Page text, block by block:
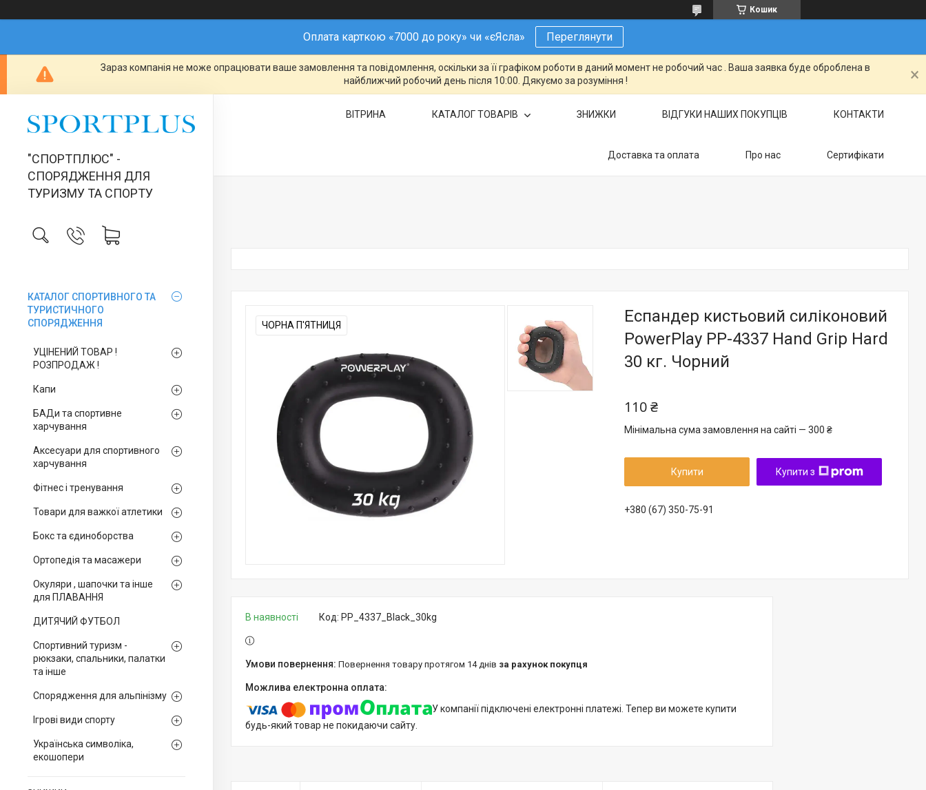
Кошик
Оплата карткою «7000 до року» чи «єЯсла» Переглянути
Зараз компанія не може опрацювати ваше замовлення та повідомлення, оскільки за її графіком роботи в даний момент не робочий час . Ваша заявка буде оброблена в
найближчий робочий день після 10:00. Дякуємо за розуміння !
"СПОРТПЛЮС" -
СПОРЯДЖЕННЯ ДЛЯ
ТУРИЗМУ ТА СПОРТУ
КАТАЛОГ СПОРТИВНОГО ТА
ТУРИСТИЧНОГО
СПОРЯДЖЕННЯ
УЦІНЕНИЙ ТОВАР !
РОЗПРОДАЖ !
Капи
БАДи та спортивне
харчування
Аксесуари для спортивного
харчування
Фітнес і тренування
Товари для важкої атлетики
Бокс та єдиноборства
Ортопедія та масажери
Окуляри , шапочки та інше
для ПЛАВАННЯ
ДИТЯЧИЙ ФУТБОЛ
Спортивний туризм -
рюкзаки, спальники, палатки
та інше
Спорядження для альпінізму
Ігрові види спорту
Українська символіка,
екошопери
ВІТРИНА КАТАЛОГ ТОВАРІВ ЗНИЖКИ ВІДГУКИ НАШИХ ПОКУПЦІВ КОНТАКТИ
Доставка та оплата Про нас Сертифікати
ЧОРНА П'ЯТНИЦЯ
Еспандер кистьовий силіконовий
PowerPlay PP-4337 Hand Grip Hard
30 кг. Чорний
110 ₴
Мінімальна сума замовлення на сайті — 300 ₴
Купити Купити з
+380 (67) 350-75-91
В наявності Код: PP_4337_Black_30kg
повернення товару протягом 14 днів за рахунок покупця
У компанії підключені електронні платежі. Тепер ви можете купити
будь-який товар не покидаючи сайту.